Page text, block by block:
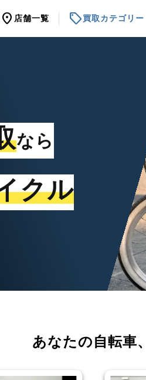
location_on 店舗一覧 sell買取カテゴリー
なら
クル
あなたの自転車、